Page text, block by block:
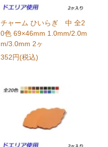
チャーム ひいらぎ 中 全2
0色 69×46mm 1.0mm/2.0m
m/3.0mm 2ヶ
352円(税込)